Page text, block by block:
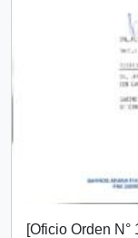
[Oficio Orden N°